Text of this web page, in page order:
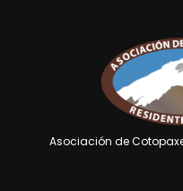
Asociación de